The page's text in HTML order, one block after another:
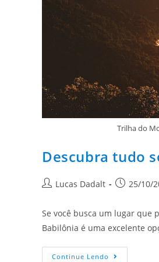
Trilha do
Descubra tudo
Lucas Dadalt 25/10/
Se você busca um lugar que
Babilônia é uma excelente
Continue Lendo